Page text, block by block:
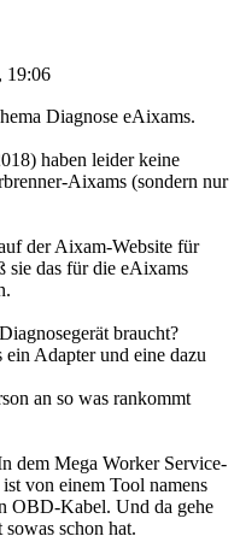
19:06
Diagnose eAixams.
haben leider keine
Aixams (sondern nur
der Aixam-Website für
sie das für die eAixams
braucht?
Adapter und eine dazu
an so was rankommt
dem Mega Worker Service-
von einem Tool namens
OBD-Kabel. Und da gehe
schon hat.